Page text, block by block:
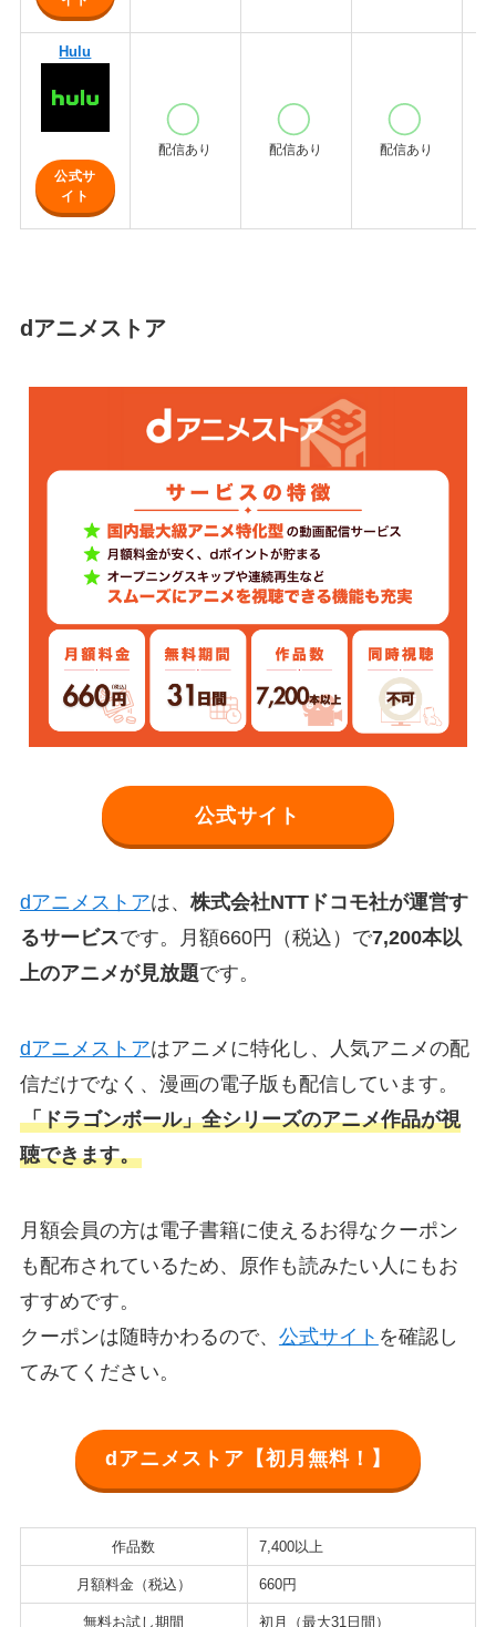
Hulu
公式サ
イト
配信あり 配信あり 配信あり
dアニメストア
公式サイト
dアニメストアは、 株式会社NTTドコモ社が運営す
るサービスです。月額660円（税込）で7,200本以
上のアニメが見放題です。
dアニメストアはアニメに特化し、人気アニメの配
信だけでなく、漫画の電子版も配信しています。
「ドラゴンボール」全シリーズのアニメ作品が視
聴できます。
月額会員の方は電子書籍に使えるお得なクーポン
も配布されているため、原作も読みたい人にもお
すすめです。
クーポンは随時かわるので、 公式サイト を確認し
てみてください。
dアニメストア【初月無料！】
作品数 7,400以上
月額料金（税込） 660円
無料お試し期間 初月（最大31日間）